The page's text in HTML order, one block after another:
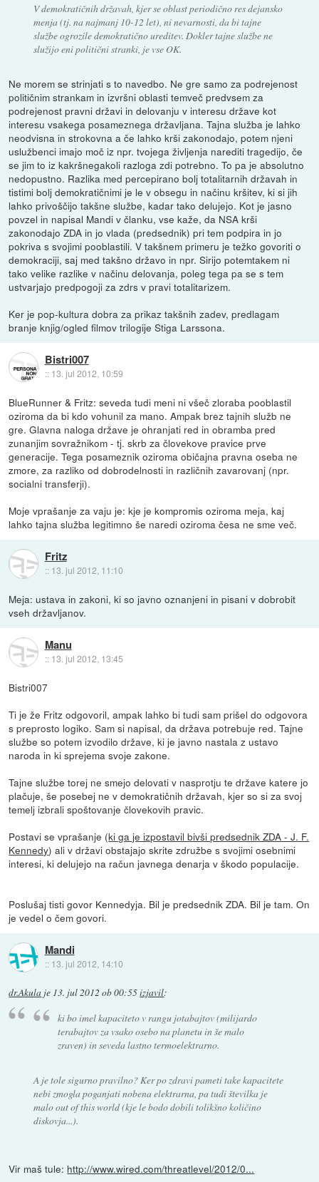
V demokratičnih državah, kjer se oblast periodično res dejansko
menja (tj. na najmanj 10-12 let), ni nevarnosti, da bi tajne
službe ogrozile demokratično ureditev. Dokler tajne službe ne
služijo eni politični stranki, je vse OK.
Ne morem se strinjati s to navedbo. Ne gre samo za podrejenost
političnim strankam in izvršni oblasti temveč predvsem za
podrejenost pravni državi in delovanju v interesu države kot
interesu vsakega posameznega državljana. Tajna služba je lahko
neodvisna in strokovna a če lahko krši zakonodajo, potem njeni
uslužbenci imajo moč iz npr. tvojega življenja narediti tragedijo, če
se jim to iz kakršnegakoli razloga zdi potrebno. To pa je absolutno
nedopustno. Razlika med percepirano bolj totalitarnih državah in
tistimi bolj demokratičnimi je le v obsegu in načinu kršitev, ki si jih
lahko privoščijo takšne službe, kadar tako delujejo. Kot je jasno
povzel in napisal Mandi v članku, vse kaže, da NSA krši
zakonodajo ZDA in jo vlada (predsednik) pri tem podpira in jo
pokriva s svojimi pooblastili. V takšnem primeru je težko govoriti o
demokraciji, saj med takšno državo in npr. Sirijo potemtakem ni
tako velike razlike v načinu delovanja, poleg tega pa se s tem
ustvarjajo predpogoji za zdrs v pravi totalitarizem.
Ker je pop-kultura dobra za prikaz takšnih zadev, predlagam
branje knjig/ogled filmov trilogije Stiga Larssona.
Bistri007
:: 13. jul 2012, 10:59
BlueRunner & Fritz: seveda tudi meni ni všeč zloraba pooblastil
oziroma da bi kdo vohunil za mano. Ampak brez tajnih služb ne
gre. Glavna naloga države je ohranjati red in obramba pred
zunanjim sovražnikom - tj. skrb za človekove pravice prve
generacije. Tega posameznik oziroma običajna pravna oseba ne
zmore, za razliko od dobrodelnosti in različnih zavarovanj (npr.
socialni transferji).
Moje vprašanje za vaju je: kje je kompromis oziroma meja, kaj
lahko tajna služba legitimno še naredi oziroma česa ne sme več.
Fritz
:: 13. jul 2012, 11:10
Meja: ustava in zakoni, ki so javno oznanjeni in pisani v dobrobit
vseh državljanov.
Manu
:: 13. jul 2012, 13:45
Bistri007
Ti je že Fritz odgovoril, ampak lahko bi tudi sam prišel do odgovora
s preprosto logiko. Sam si napisal, da država potrebuje red. Tajne
službe so potem izvodilo države, ki je javno nastala z ustavo
naroda in ki sprejema svoje zakone.
Tajne službe torej ne smejo delovati v nasprotju te države katere jo
plačuje, še posebej ne v demokratičnih državah, kjer so si za svoj
temelj izbrali spoštovanje človekovih pravic.
Postavi se vprašanje (ki ga je izpostavil bivši predsednik ZDA - J. F.
Kennedy) ali v državi obstajajo skrite združbe s svojimi osebnimi
interesi, ki delujejo na račun javnega denarja v škodo populacije.
Poslušaj tisti govor Kennedyja. Bil je predsednik ZDA. Bil je tam. On
je vedel o čem govori.
Mandi
:: 13. jul 2012, 14:10
dr.Akula je 13. jul 2012 ob 00:55izjavil:
ki bo imel kapaciteto v rangu jotabajtov (milijardo
terabajtov za vsako osebo na planetu in še malo
zraven) in seveda lastno termoelektrarno.
A je tole sigurno pravilno? Ker po zdravi pameti take kapacitete
nebi zmogla poganjati nobena elektrarna, pa tudi številka je
malo out of this world (kje le bodo dobili tolikšno količino
diskovja...).
Vir maš tule: http://www.wired.com/threatlevel/2012/0...